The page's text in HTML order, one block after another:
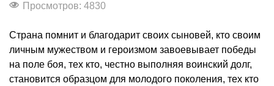
Просмотров: 4830
Страна помнит и благодарит своих сыновей, кто своим
личным мужеством и героизмом завоевывает победы
на поле боя, тех кто, честно выполняя воинский долг,
становится образцом для молодого поколения, тех кто